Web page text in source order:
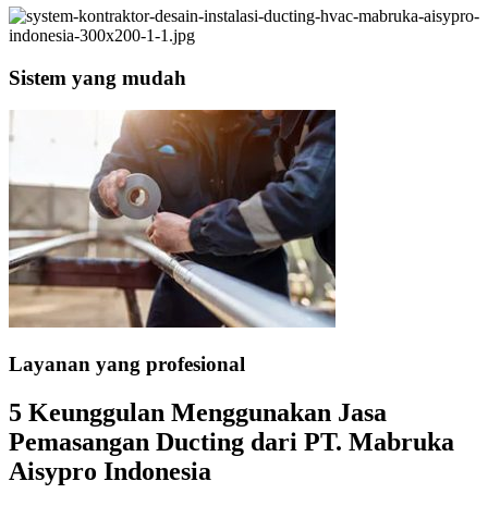
Sistem yang mudah
Layanan yang profesional
5 Keunggulan Menggunakan Jasa
Pemasangan Ducting dari PT. Mabruka
Aisypro Indonesia